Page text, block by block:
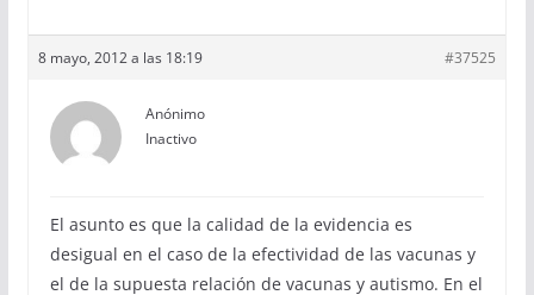
8 mayo, 2012 a las 18:19 #37525
Anónimo
Inactivo
El asunto es que la calidad de la evidencia es
desigual en el caso de la efectividad de las vacunas y
el de la supuesta relación de vacunas y autismo. En el